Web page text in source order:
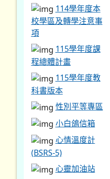
114學年度本
校學區及轉學注意事
項
115學年度課
程總體計畫
115學年度教
科書版本
性別平等專區
小白鴿信箱
心情溫度計
(BSRS-5)
心靈加油站